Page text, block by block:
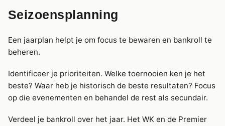
Seizoensplanning
Een jaarplan helpt je om focus te bewaren en bankroll te
beheren.
Identificeer je prioriteiten. Welke toernooien ken je het
beste? Waar heb je historisch de beste resultaten? Focus
op die evenementen en behandel de rest als secundair.
Verdeel je bankroll over het jaar. Het WK en de Premier